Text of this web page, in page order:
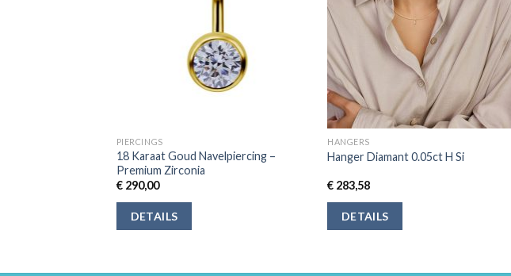
PIERCINGS
18 Karaat Goud Navelpiercing –
Premium Zirconia
€290,00
DETAILS
HANGERS
Hanger Diamant 0.05ct H Si
€ 283,58
DETAILS